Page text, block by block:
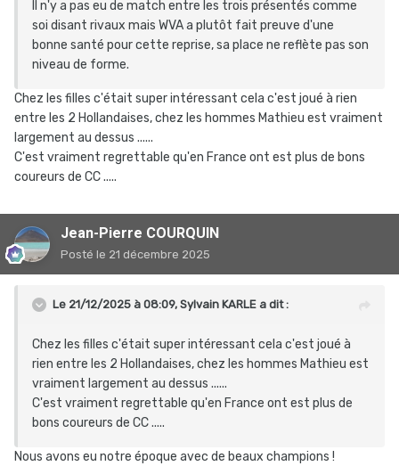
Il n'y a pas eu de match entre les trois présentés comme
soi disant rivaux mais WVA a plutôt fait preuve d'une
bonne santé pour cette reprise, sa place ne reflète pas son
niveau de forme.
Chez les filles c'était super intéressant cela c'est joué à rien
entre les 2 Hollandaises, chez les hommes Mathieu est vraiment
largement au dessus ......
C'est vraiment regrettable qu'en France ont est plus de bons
coureurs de CC .....
Jean-Pierre COURQUIN
Posté le 21 décembre 2025
Le 21/12/2025 à 08:09, Sylvain KARLE a dit :
Chez les filles c'était super intéressant cela c'est joué à
rien entre les 2 Hollandaises, chez les hommes Mathieu est
vraiment largement au dessus ......
C'est vraiment regrettable qu'en France ont est plus de
bons coureurs de CC .....
Nous avons eu notre époque avec de beaux champions !